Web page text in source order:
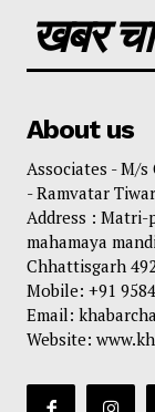
खबर
About us
Associates - M/
- Ramvatar
Address :
mahamaya
Chhattisgarh
Mobile: +91
Email:
Website: